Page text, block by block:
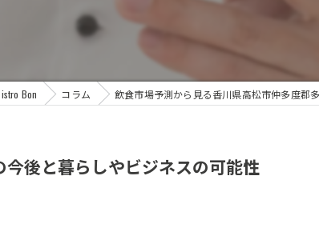
Bon コラム 飲食市場予測から見る香川県高松市仲多度郡
後と暮らしやビジネスの可能性